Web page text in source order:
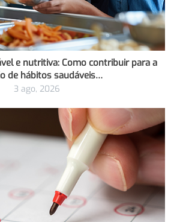
e nutritiva: Como contribuir para a
de hábitos saudáveis…
3 ago, 2026